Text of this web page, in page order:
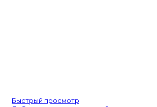
Быстрый просмотр